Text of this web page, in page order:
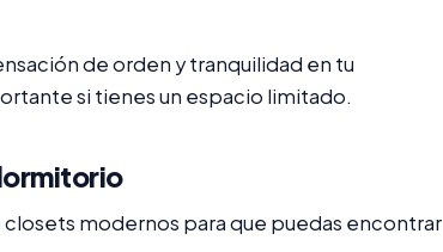
de orden y tranquilidad en tu
si tienes un espacio limitado.
modernos para que puedas encontrar